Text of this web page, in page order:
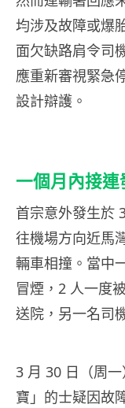
均涉及故障或爆
面欠缺路肩令司
應重新審視緊急
設計辯護。
一個月內接
首宗意外發生於
往機場方向近馬
輛車相撞。當中
冒煙，2 人一度
送院，另一名司
3 月 30 日（周
寶」的士疑因故